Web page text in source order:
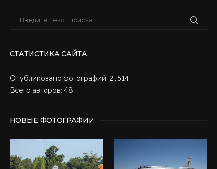
СТАТИСТИКА САЙТА
Опубликовано фотографий: 2,514
Всего авторов: 48
НОВЫЕ ФОТОГРАФИИ